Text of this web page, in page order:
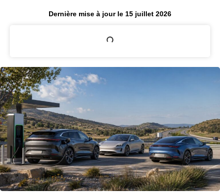
Dernière mise à jour le 15 juillet 2026